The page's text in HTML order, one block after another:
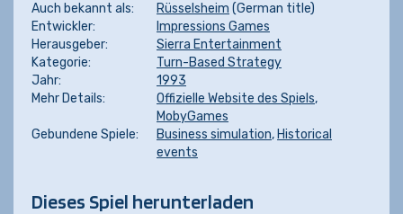
Auch bekannt als: Rüsselsheim (German title)
Entwickler:
Impressions Games
Herausgeber:
Sierra Entertainment
Kategorie:
Turn-Based Strategy
Jahr:
1993
Mehr Details:
Offizielle Website des Spiels,
MobyGames
Gebundene Spiele:
Business simulation, Historical
events
Dieses Spiel herunterladen